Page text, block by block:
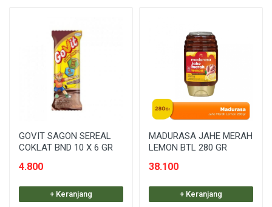
GOVIT SAGON SEREAL
COKLAT BND 10 X 6 GR
4.800
+ Keranjang
MADURASA JAHE MERAH
LEMON BTL 280 GR
38.100
+ Keranjang